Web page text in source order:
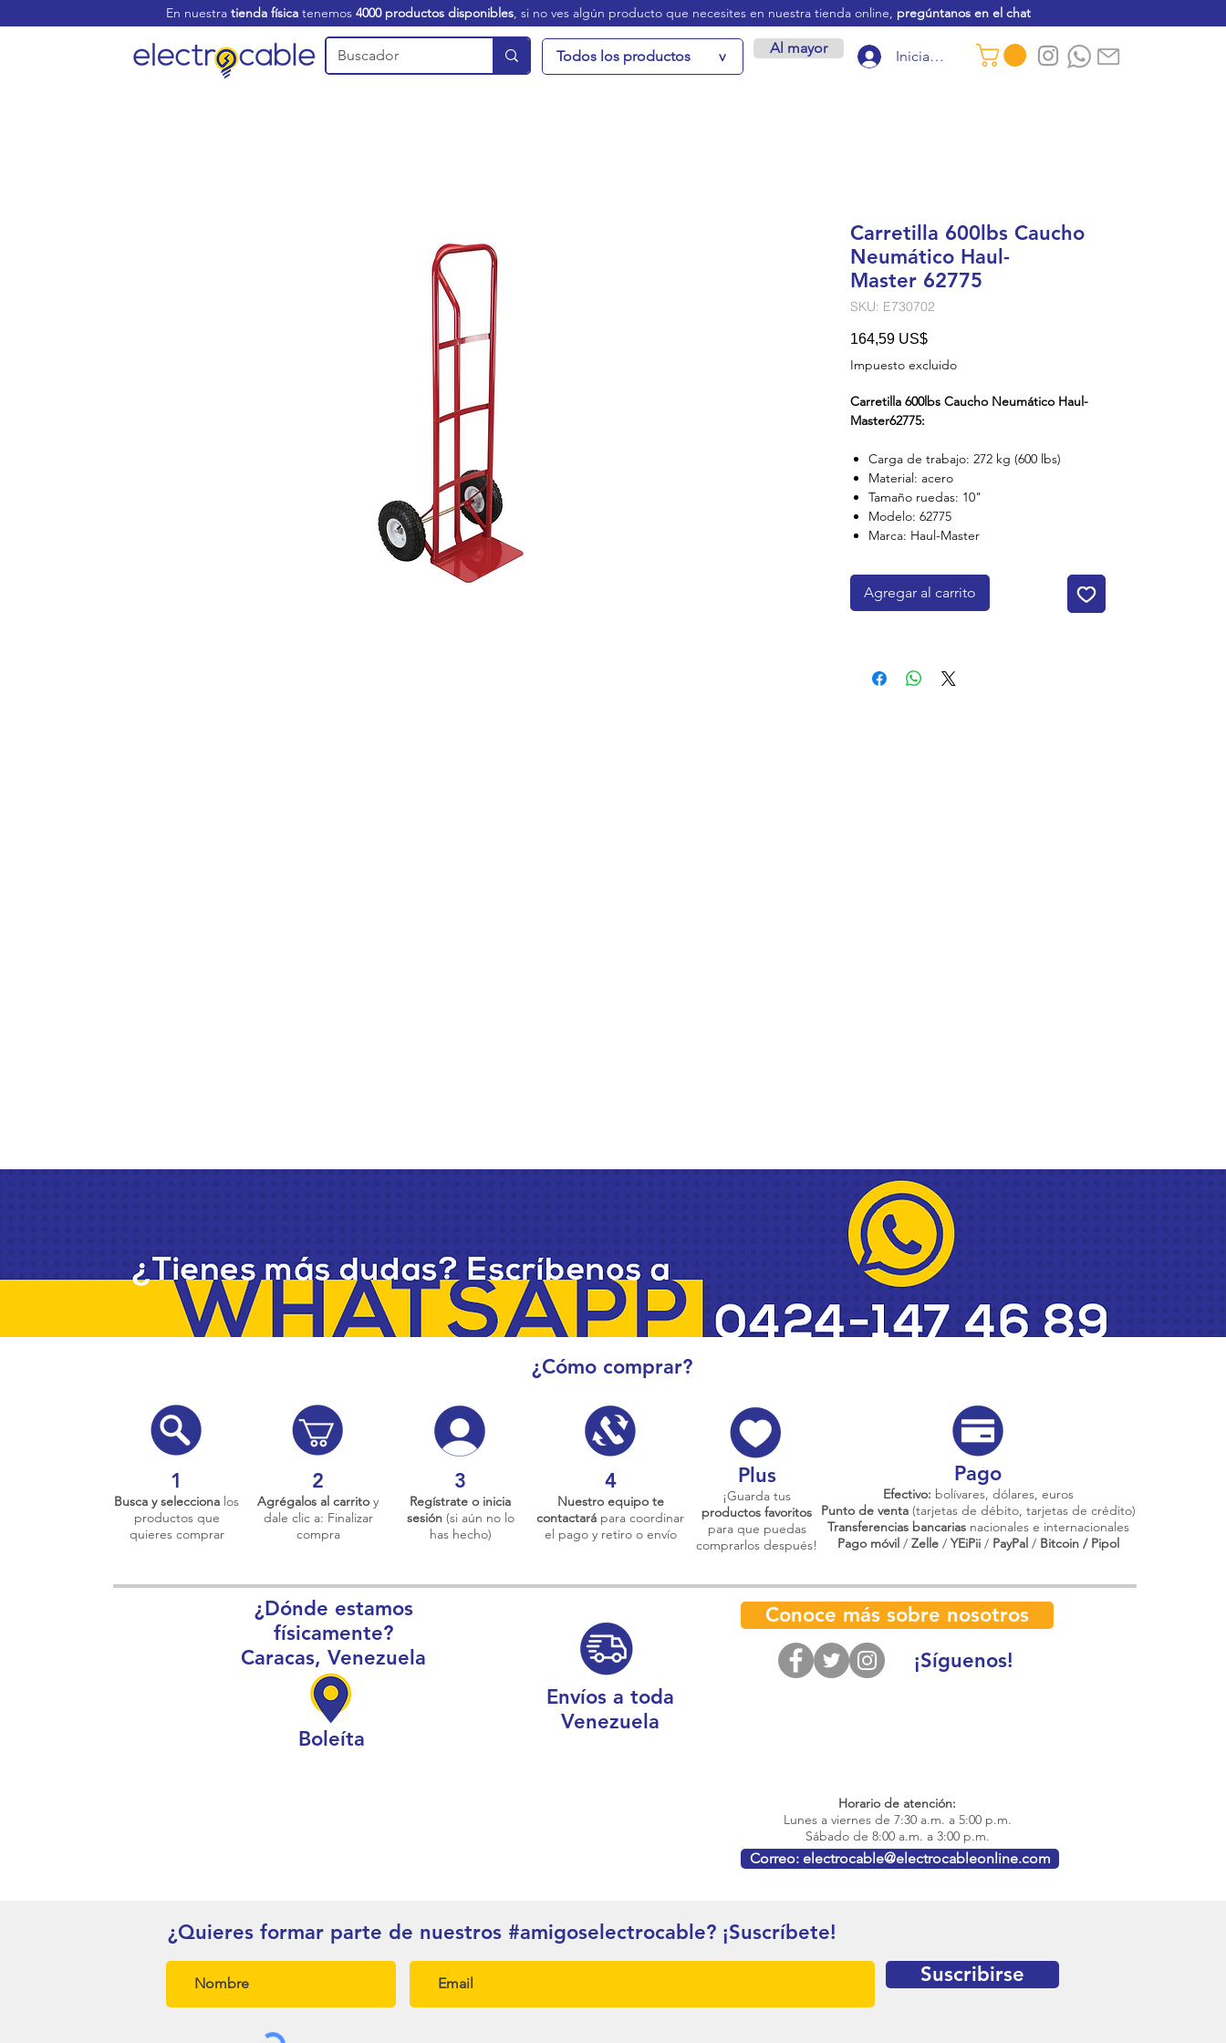
En nuestra tienda física tenemos 4000 productos disponibles, si no ves algún producto que necesites en nuestra tienda online, pregúntanos en el chat
Todos los productos v Al mayor Iniciar sesión
Carretilla 600lbs Caucho
Neumático Haul-
Master 62775
SKU: E730702
164,59 US$Precio
Impuesto excluido
Carretilla 600lbs Caucho Neumático Haul-
Master62775:
Carga de trabajo: 272 kg (600 lbs)
Material: acero
Tamaño ruedas: 10"
Modelo: 62775
Marca: Haul-Master
Agregar al carrito
¿Cómo comprar?
1
Busca y selecciona los
productos que
quieres comprar
2
Agrégalos al carrito y
dale clic a: Finalizar
compra
3
Regístrate o inicia
sesión(si aún no lo
has hecho)
4
Nuestro equipo te
contactará para coordinar
el pago y retiro o envío
Plus
¡Guarda tus
productos favoritos
para que puedas
comprarlos después!
Pago
Efectivo: bolívares, dólares, euros
Punto de venta (tarjetas de débito, tarjetas de crédito)
Transferencias bancariasnacionales e internacionales
Pago móvil/ Zelle/ YEiPii/ PayPal / Bitcoin / Pipol
¿Dónde estamos
físicamente?
Caracas, Venezuela
Boleíta
Envíos a toda
Venezuela
Conoce más sobre nosotros
¡Síguenos!
Horario de atención:
Lunes a viernes de 7:30 a.m. a 5:00 p.m.
Sábado de 8:00 a.m. a 3:00 p.m.
Correo: electrocable@electrocableonline.com
¿Quieres formar parte de nuestros #amigoselectrocable? ¡Suscríbete!
Suscribirse